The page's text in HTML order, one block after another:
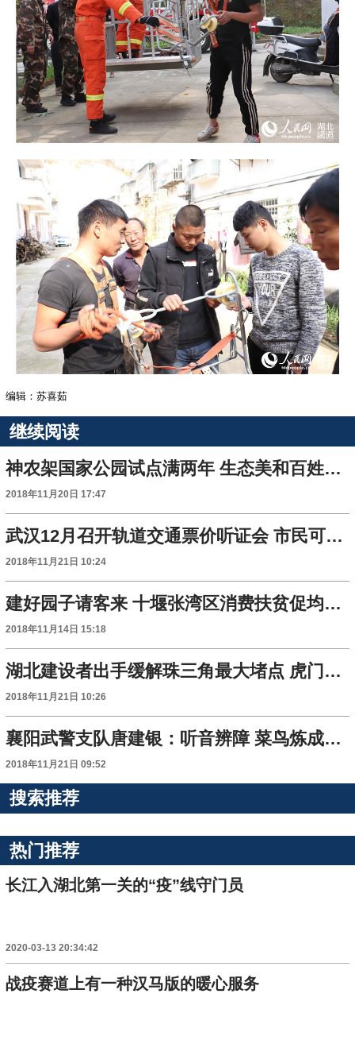
编辑：苏喜茹
继续阅读
神农架国家公园试点满两年 生态美和百姓富同步共进
2018年11月20日 17:47
武汉12月召开轨道交通票价听证会 市民可报名旁听
2018年11月21日 10:24
建好园子请客来 十堰张湾区消费扶贫促均衡发展
2018年11月14日 15:18
湖北建设者出手缓解珠三角最大堵点 虎门二桥全线合龙
2018年11月21日 10:26
襄阳武警支队唐建银：听音辨障 菜鸟炼成船艇“神医”
2018年11月21日 09:52
搜索推荐
热门推荐
长江入湖北第一关的“疫”线守门员
2020-03-13 20:34:42
战疫赛道上有一种汉马版的暖心服务